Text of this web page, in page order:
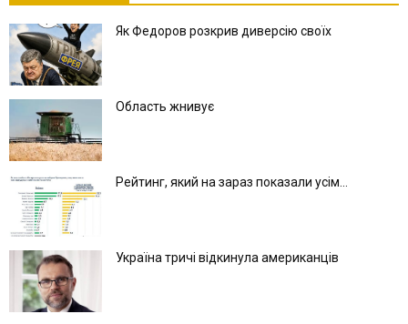
Як Федоров розкрив диверсію своїх
Область жнивує
Рейтинг, який на зараз показали усім...
Україна тричі відкинула американців